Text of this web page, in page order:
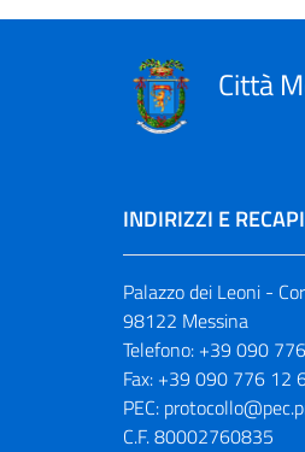
Città
INDIRIZZI E
Palazzo dei Leoni -
98122 Messina
Telefono: +39 090
Fax: +39 090 776 12
PEC:
C.F. 80002760835